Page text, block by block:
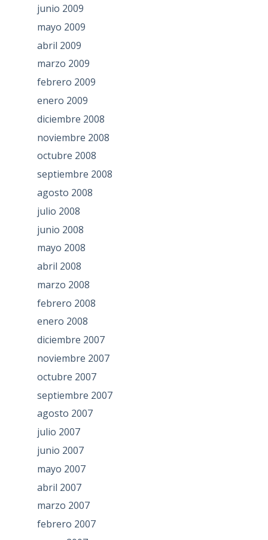
junio 2009
mayo 2009
abril 2009
marzo 2009
febrero 2009
enero 2009
diciembre 2008
noviembre 2008
octubre 2008
septiembre 2008
agosto 2008
julio 2008
junio 2008
mayo 2008
abril 2008
marzo 2008
febrero 2008
enero 2008
diciembre 2007
noviembre 2007
octubre 2007
septiembre 2007
agosto 2007
julio 2007
junio 2007
mayo 2007
abril 2007
marzo 2007
febrero 2007